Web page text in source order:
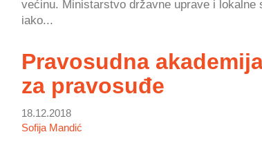
većinu. Ministarstvo državne uprave i lokalne
iako...
Pravosudna
za pravosuđe
18.12.2018
Sofija Mandić